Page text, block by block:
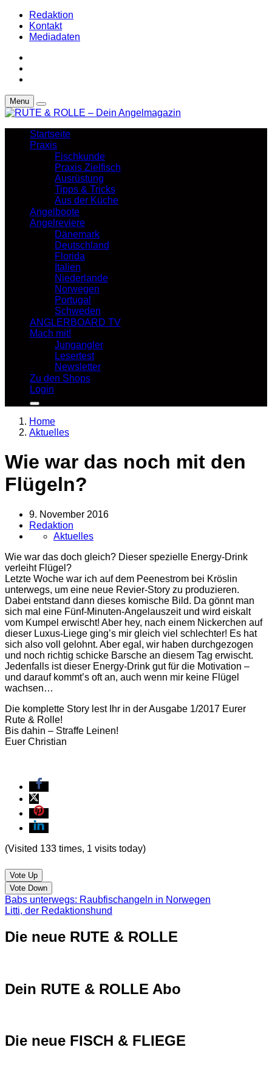
Redaktion
Kontakt
Mediadaten
Menu
Startseite
Praxis
Fischkunde
Praxis Zielfisch
Ausrüstung
Tipps & Tricks
Aus der Küche
Angelboote
Angelreviere
Dänemark
Deutschland
Florida
Italien
Niederlande
Norwegen
Portugal
Schweden
ANGLERBOARD TV
Mach mit!
Jungangler
Lesertest
Newsletter
Zu den Shops
Login
Home
Aktuelles
Wie war das noch mit den
Flügeln?
9. November 2016
Redaktion
Aktuelles
Wie war das doch gleich? Dieser spezielle Energy-Drink
verleiht Flügel?
Letzte Woche war ich auf dem Peenestrom bei Kröslin
unterwegs, um eine neue Revier-Story zu produzieren.
Dabei entstand dann dieses komische Bild. Da gönnt man
sich mal eine Fünf-Minuten-Angelauszeit und wird eiskalt
vom Kumpel erwischt! Aber hey, nach einem Nickerchen auf
dieser Luxus-Liege ging’s mir gleich viel schlechter! Es hat
sich also voll gelohnt. Aber egal, wir haben durchgezogen
und noch richtig schicke Barsche an diesem Tag erwischt.
Jedenfalls ist dieser Energy-Drink gut für die Motivation –
und darauf kommt’s oft an, auch wenn mir keine Flügel
wachsen…
Die komplette Story lest Ihr in der Ausgabe 1/2017 Eurer
Rute & Rolle!
Bis dahin – Straffe Leinen!
Euer Christian
(Visited 133 times, 1 visits today)
Vote Up
Vote Down
Babs unterwegs: Raubfischangeln in Norwegen
Litti, der Redaktionshund
Die neue RUTE & ROLLE
Dein RUTE & ROLLE Abo
Die neue FISCH & FLIEGE